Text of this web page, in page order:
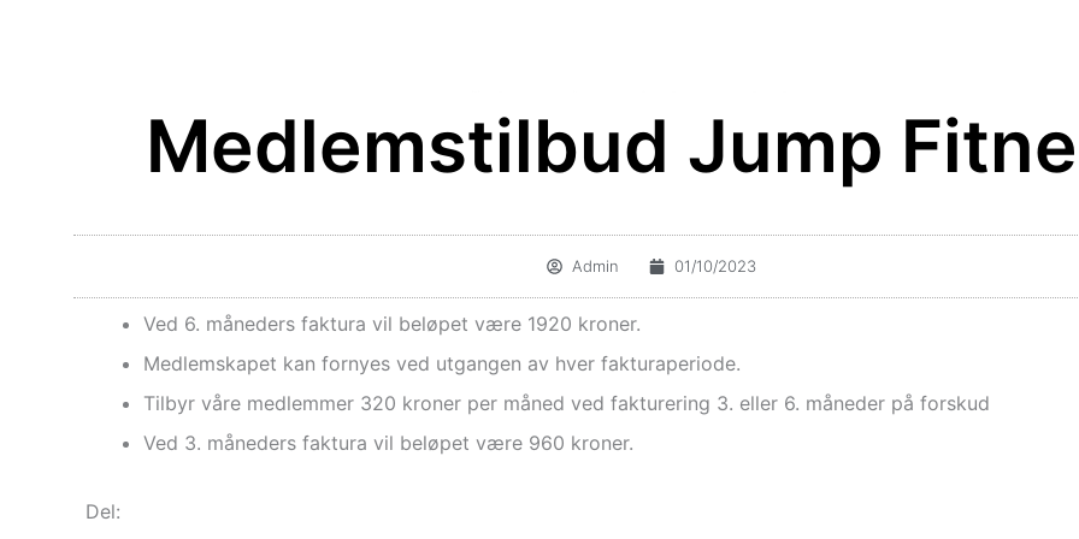
Medlemstilbud Jump
Admin 01/10/2023
Ved 6. måneders faktura vil beløpet være 1920 kroner.
Medlemskapet kan fornyes ved utgangen av hver fakturaperiode.
Tilbyr våre medlemmer 320 kroner per måned ved fakturering 3. eller 6. måneder på forskud
Ved 3. måneders faktura vil beløpet være 960 kroner.
Del: